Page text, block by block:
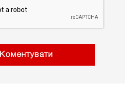
Коментувати